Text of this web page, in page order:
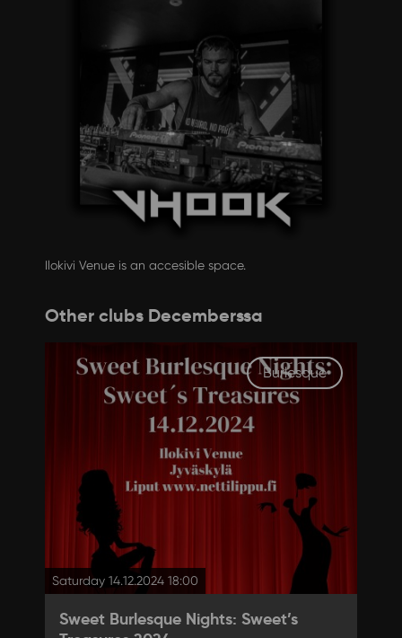
Ilokivi Venue is an accesible space.
Other clubs Decemberssa
Burlesque
Saturday 14.12.2024 18:00
Sweet Burlesque Nights: Sweet’s